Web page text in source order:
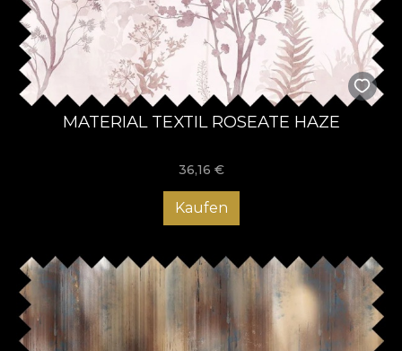
MATERIAL TEXTIL ROSEATE HAZE
36,16 €
Kaufen